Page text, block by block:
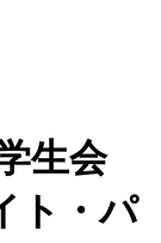
生会
ト・パ